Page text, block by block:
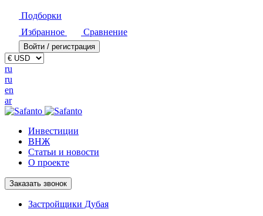
Подборки
Избранное
Сравнение
Войти / регистрация
ru
ru
en
ar
Инвестиции
ВНЖ
Статьи и новости
О проекте
Заказать звонок
Застройщики Дубая